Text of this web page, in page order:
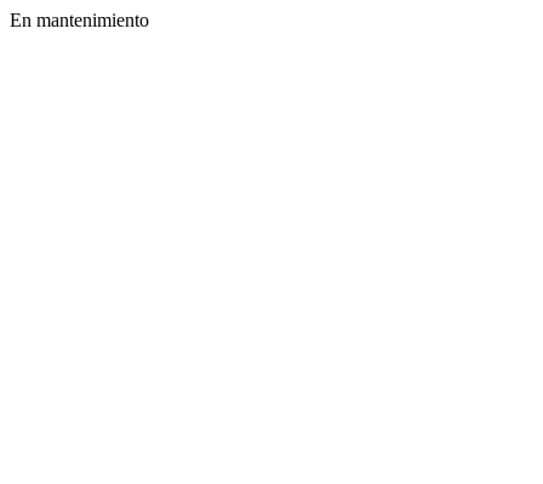
En mantenimiento